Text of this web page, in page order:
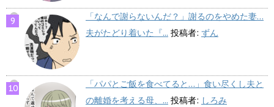
「なんで謝らないんだ？」謝るのをやめた妻…
夫がたどり着いた『... 投稿者: ずん
「パパとご飯を食べてると…」食い尽くし夫と
の離婚を考える母、... 投稿者: しろみ